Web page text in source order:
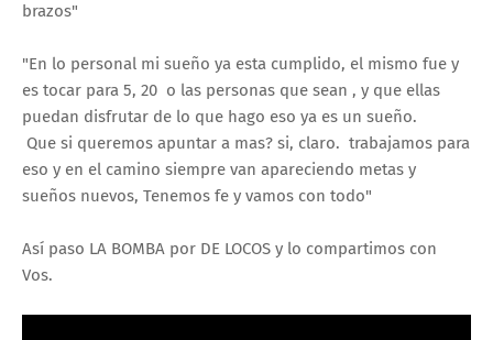
brazos"
"En lo personal mi sueño ya esta cumplido, el mismo fue y
es tocar para 5, 20 o las personas que sean , y que ellas
puedan disfrutar de lo que hago eso ya es un sueño.
Que si queremos apuntar a mas? si, claro. trabajamos para
eso y en el camino siempre van apareciendo metas y
sueños nuevos, Tenemos fe y vamos con todo"
Así paso LA BOMBA por DE LOCOS y lo compartimos con
Vos.